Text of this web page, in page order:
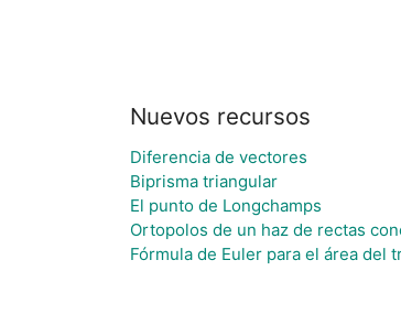
Nuevos recursos
Diferencia de vectores
Biprisma triangular
El punto de Longchamps
Ortopolos de un haz de rectas
Fórmula de Euler para el área del